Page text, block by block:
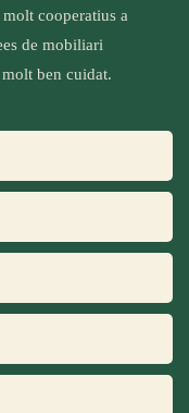
cooperatius a
de mobiliari
ben cuidat.